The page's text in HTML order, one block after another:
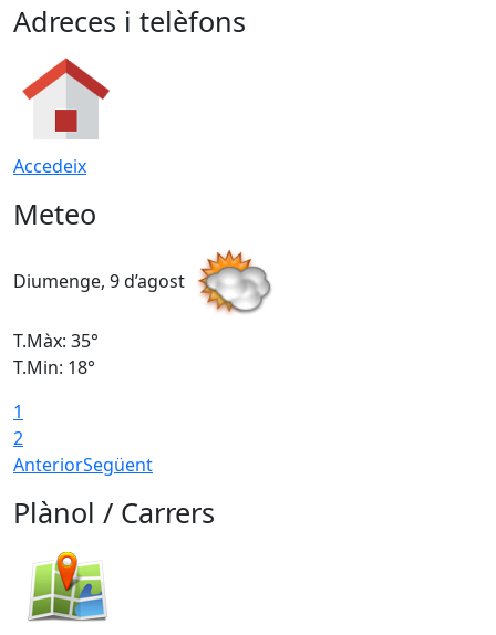
Adreces i telèfons
Accedeix
Meteo
Diumenge, 9 d’agost
T.Màx: 35°
T.Min: 18°
1
2
AnteriorSegüent
Plànol / Carrers